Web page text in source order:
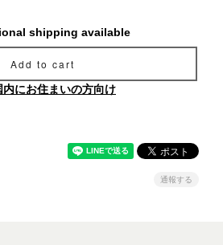
shipping available
Add to cart
内にお住まいの方向け
通報する